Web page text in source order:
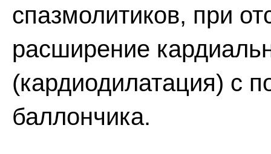
спазмолитиков, при
расширение
(кардиодилатация) с
баллончика.